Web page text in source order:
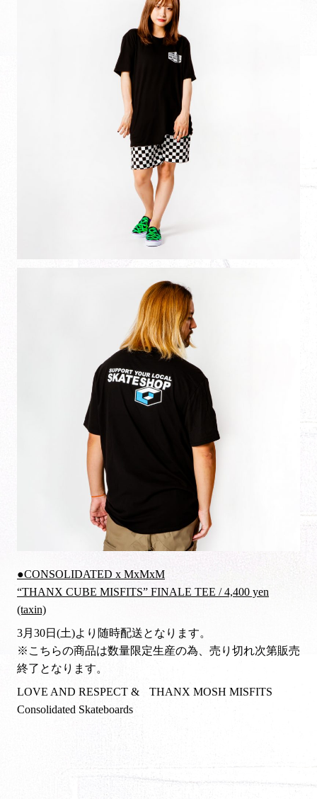
●CONSOLIDATED x MxMxM
“THANX CUBE MISFITS” FINALE TEE / 4,400 yen
(taxin)
3月30日(土)より随時配送となります。
※こちらの商品は数量限定生産の為、売り切れ次第販売
終了となります。
LOVE AND RESPECT & THANX MOSH MISFITS
Consolidated Skateboards